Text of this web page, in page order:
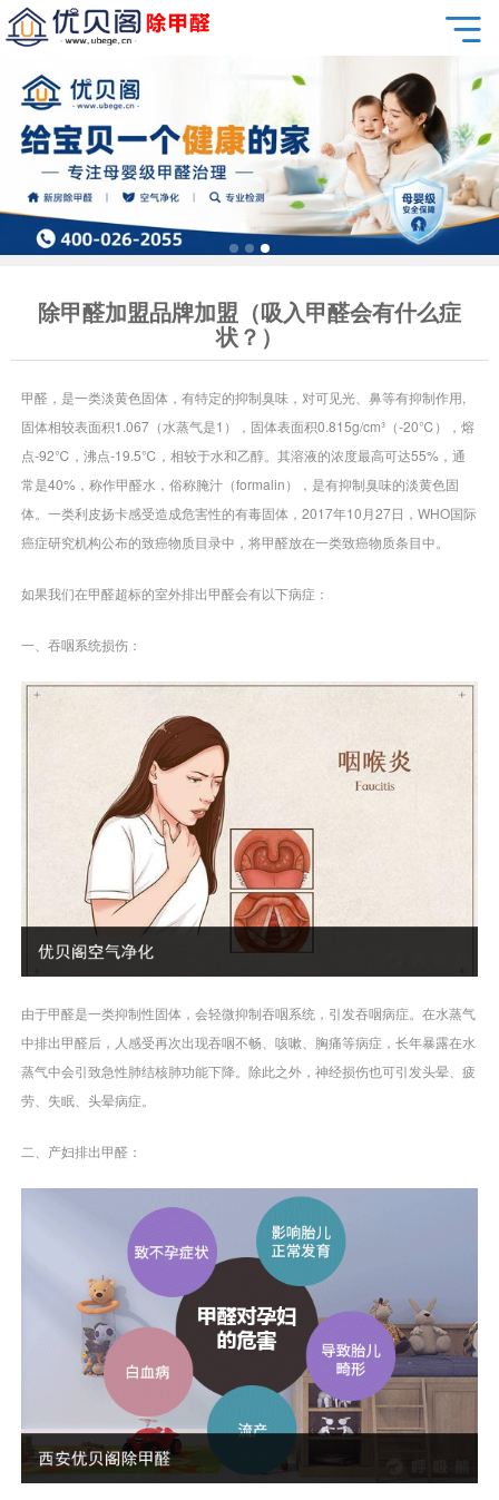
除甲醛加盟品牌加盟（吸入甲醛会有什么症
状？）
甲醛，是一类淡黄色固体，有特定的抑制臭味，对可见光、鼻等有抑制作用,
固体相较表面积1.067（水蒸气是1），固体表面积0.815g/cm³（-20℃），熔
点-92℃，沸点-19.5℃，相较于水和乙醇。其溶液的浓度最高可达55%，通
常是40%，称作甲醛水，俗称腌汁（formalin），是有抑制臭味的淡黄色固
体。一类利皮扬卡感受造成危害性的有毒固体，2017年10月27日，WHO国际
癌症研究机构公布的致癌物质目录中，将甲醛放在一类致癌物质条目中。
如果我们在甲醛超标的室外排出甲醛会有以下病症：
一、吞咽系统损伤：
由于甲醛是一类抑制性固体，会轻微抑制吞咽系统，引发吞咽病症。在水蒸气
中排出甲醛后，人感受再次出现吞咽不畅、咳嗽、胸痛等病症，长年暴露在水
蒸气中会引致急性肺结核肺功能下降。除此之外，神经损伤也可引发头晕、疲
劳、失眠、头晕病症。
二、产妇排出甲醛：